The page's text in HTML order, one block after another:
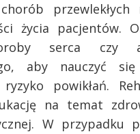
życia pacjentów.
serca czy
aby nauczyć
ryzyko powikłań.
na temat
W przypadku